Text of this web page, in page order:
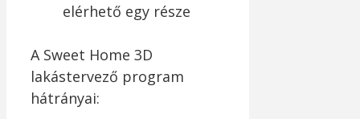
elérhető egy része
A Sweet Home 3D
lakástervező program
hátrányai: